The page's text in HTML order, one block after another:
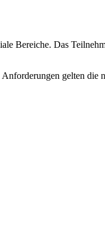
Bereiche. Das
gelten die